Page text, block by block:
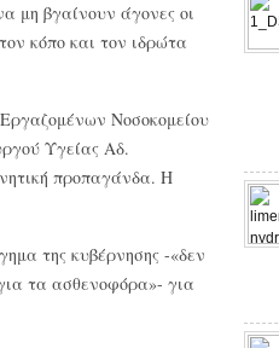
μη βγαίνουν άγονες οι
κόπο και τον ιδρώτα
Νοσοκομείου
Υγείας Αδ.
προπαγάνδα. Η
της κυβέρνησης -«δεν
τα ασθενοφόρα»- για